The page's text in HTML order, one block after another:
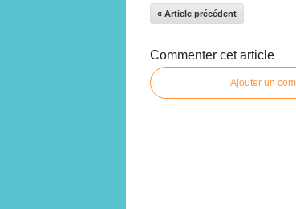
« Article précédent
Commenter cet article
Ajouter un